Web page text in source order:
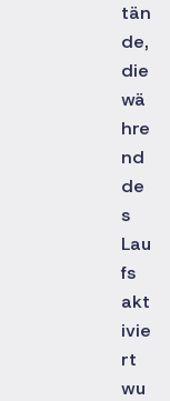
tän
de,
die
wä
hre
nd
de
s
Lau
fs
akt
ivie
rt
wu